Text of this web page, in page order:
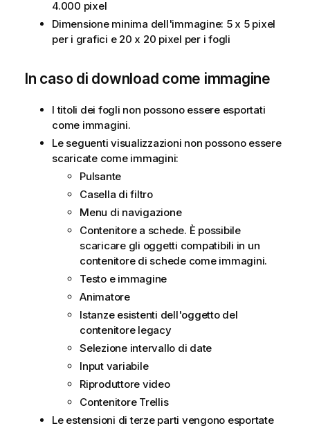
4.000 pixel
Dimensione minima dell'immagine: 5 x 5 pixel
per i grafici e 20 x 20 pixel per i fogli
In caso di download come immagine
I titoli dei fogli non possono essere esportati
come immagini.
Le seguenti visualizzazioni non possono essere
scaricate come immagini:
Pulsante
Casella di filtro
Menu di navigazione
Contenitore a schede. È possibile
scaricare gli oggetti compatibili in un
contenitore di schede come immagini.
Testo e immagine
Animatore
Istanze esistenti dell'oggetto del
contenitore legacy
Selezione intervallo di date
Input variabile
Riproduttore video
Contenitore Trellis
Le estensioni di terze parti vengono esportate